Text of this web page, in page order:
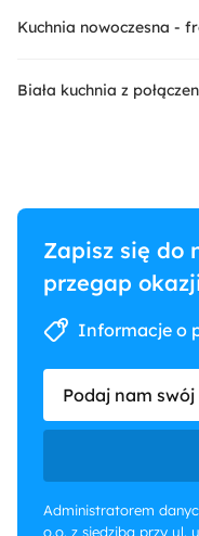
Kuchnia nowoczesna -
Biała kuchnia z
Zapisz się do
przegap
Informacje o
Podaj nam swój
Administratorem
o.o. z siedzibą przy ul.